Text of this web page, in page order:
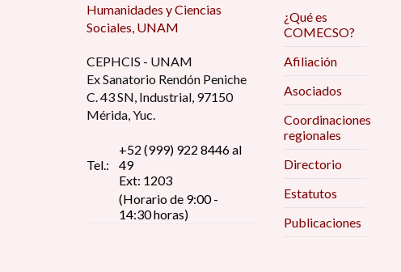
Humanidades y Ciencias
Sociales, UNAM
CEPHCIS - UNAM
Ex Sanatorio Rendón Peniche
C. 43 SN, Industrial, 97150
Mérida, Yuc.
Tel.:
+52 (999) 922 8446 al
49
Ext: 1203
(Horario de 9:00 -
14:30 horas)
¿Qué es
COMECSO?
Afiliación
Asociados
Coordinaciones
regionales
Directorio
Estatutos
Publicaciones